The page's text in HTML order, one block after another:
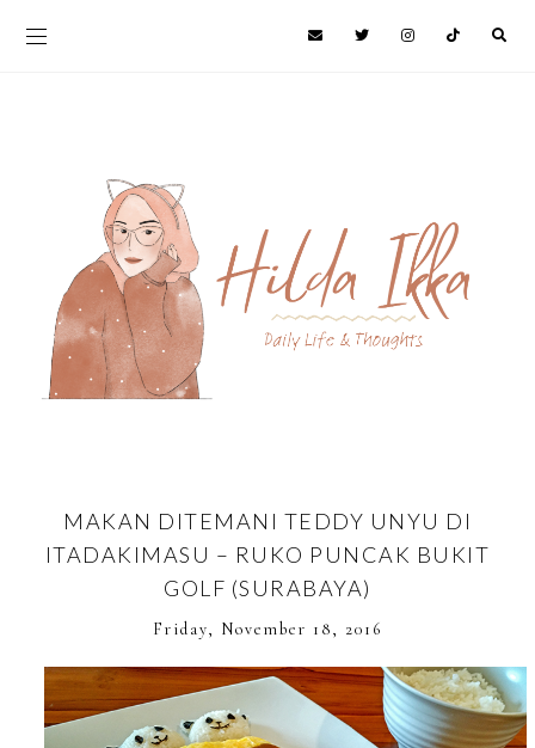
MAKAN DITEMANI TEDDY UNYU DI
ITADAKIMASU – RUKO PUNCAK BUKIT
GOLF (SURABAYA)
Friday, November 18, 2016